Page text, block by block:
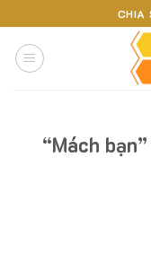
to
content
CHIA
“Mách